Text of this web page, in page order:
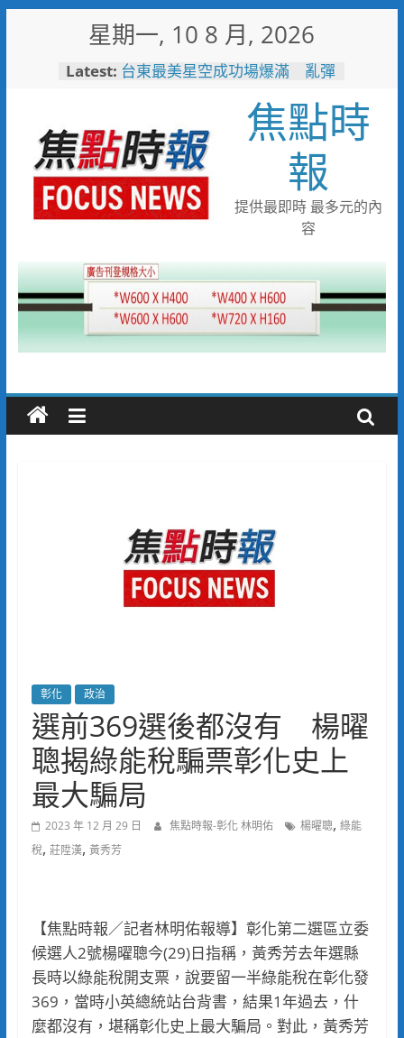
星期一, 10 8 月, 2026
Latest: 台東最美星空成功場爆滿 亂彈
看飛機看到「迷航」！7旬嬤誤
闖機場工地 小港桂陽所暖警助
返家
兩岸翰墨同心共書忠義仁勇 張
惠臣書《忠義》 林家同寫《仁
勇》 2026(丙午)海峽兩岸藝術
名家共祝關公文化節台灣八卦山
中元普渡這盒最有心！臺南集結
10款人氣農產 愛買限量開賣
一直走在前面！單月42.8萬人
次！ 中市敬老計程車隊服務人
次創新高
焦點時
報
提供最即時 最多元的內
容
彰化 政治
選前369選後都沒有 楊曜
聰揭綠能稅騙票彰化史上
最大騙局
2023 年 12 月 29 日 焦點時報-彰化 林明佑 楊曜聰, 綠能
稅, 莊陞漢, 黃秀芳
【焦點時報／記者林明佑報導】彰化第二選區立委
候選人2號楊曜聰今(29)日指稱，黃秀芳去年選縣
長時以綠能稅開支票，說要留一半綠能稅在彰化發
369，當時小英總統站台背書，結果1年過去，什
麼都沒有，堪稱彰化史上最大騙局。對此，黃秀芳